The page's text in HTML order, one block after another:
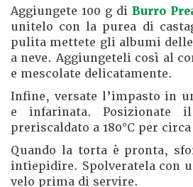
Aggiungete 100 g di Burro
unitelo con la purea di
pulita mettete gli albumi
a neve. Aggiungeteli così al
e mescolate delicatamente.
Infine, versate l’impasto in
e infarinata.
preriscaldato a 180°C per
Quando la torta è pronta,
intiepidire. Spolveratela con
velo prima di servire.